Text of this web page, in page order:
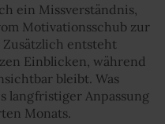
ein Missverständnis,
Motivationsschub zur
Zusätzlich entsteht
Einblicken, während
bleibt. Was
langfristiger Anpassung
Monats.